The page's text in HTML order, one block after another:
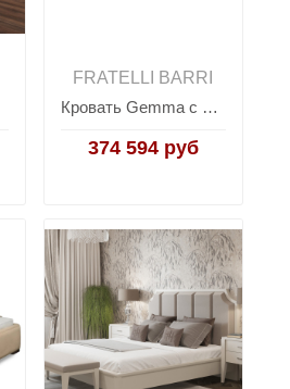
FRATELLI BARRI
Кровать Gemma с подъемным механизмом SELECTION, FRATELLI BARRI
374 594 руб